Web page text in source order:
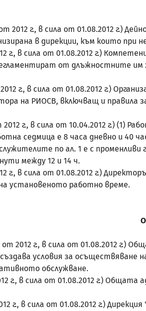
от 2012 г., в сила от 01.08.2012 г.)
в дирекции, към които
г., в сила от 01.08.2012 г.)
от длъжностните
г., в сила от 01.08.2012 г.)
на РИОСВ, включващ и правила
г., в сила от 10.04.2012 г.) (1)
седмица е 8 часа дневно и 40
по ал. 1 е с променливи
между 12 и 14 ч.
г., в сила от 01.08.2012 г.)
установеното работно време.
от 2012 г., в сила от 01.08.2012
условия за
обслужване.
г., в сила от 01.08.2012 г.)
г., в сила от 01.08.2012 г.)